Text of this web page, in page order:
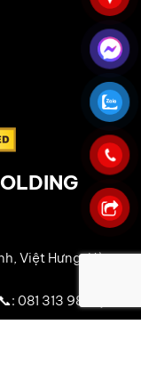
Việt Hưng, Hà
081 313 9889)